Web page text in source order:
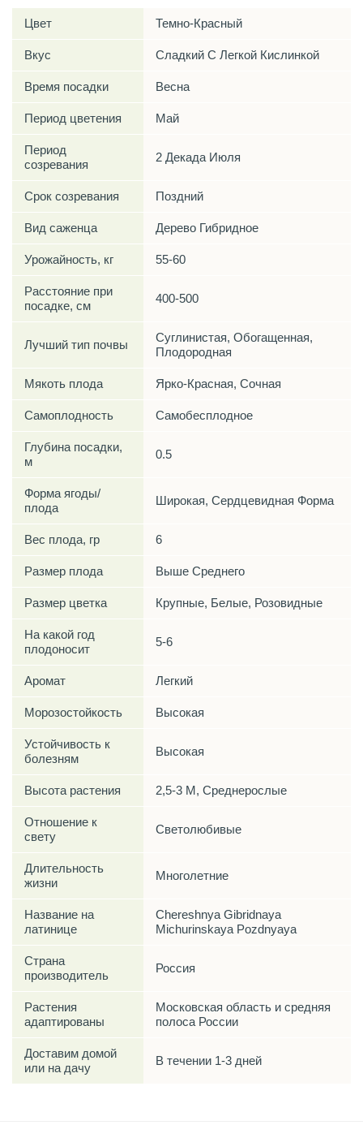
Цвет Темно-Красный
Вкус Сладкий С Легкой Кислинкой
Время посадки Весна
Период цветения Май
Период
созревания
2 Декада Июля
Срок созревания Поздний
Вид саженца Дерево Гибридное
Урожайность, кг 55-60
Расстояние при
посадке, см
400-500
Лучший тип почвы
Суглинистая, Обогащенная,
Плодородная
Мякоть плода Ярко-Красная, Сочная
Самоплодность Самобесплодное
Глубина посадки,
м
0.5
Форма ягоды/
плода
Широкая, Сердцевидная Форма
Вес плода, гр 6
Размер плода Выше Среднего
Размер цветка Крупные, Белые, Розовидные
На какой год
плодоносит
5-6
Аромат Легкий
Морозостойкость Высокая
Устойчивость к
болезням
Высокая
Высота растения 2,5-3 М, Среднерослые
Отношение к
свету
Светолюбивые
Длительность
жизни
Многолетние
Название на
латинице
Chereshnya Gibridnaya
Michurinskaya Pozdnyaya
Страна
производитель
Россия
Растения
адаптированы
Московская область и средняя
полоса России
Доставим домой
или на дачу
В течении 1-3 дней